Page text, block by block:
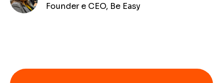
Founder e CEO, Be Easy